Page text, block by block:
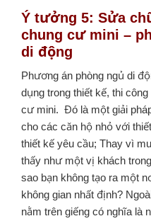
Ý tưởng 5: Sửa
chung cư mini –
di động
Phương án phòng ngủ di
dụng trong thiết kế, thi
cư mini. Đó là một giải
cho các căn hộ nhỏ với
thiết kế yêu cầu; Thay vì
thấy như một vị khách
sao bạn không tạo ra một
không gian nhất định?
nằm trên giếng có nghĩa là